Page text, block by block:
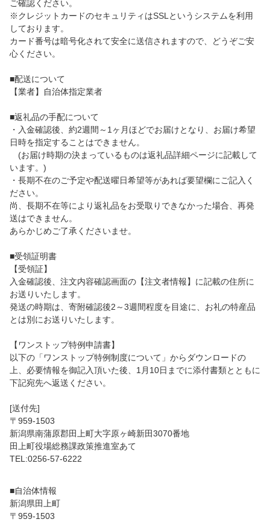
ご確認ください。
※クレジットカードのセキュリティはSSLというシステムを利用
しております。
カード番号は暗号化されて安全に送信されますので、どうぞご安
心ください。
■配送について
【業者】自治体指定業者
■返礼品の手配について
・入金確認後、約2週間～1ヶ月ほどでお届けとなり、お届け希望
日時を指定することはできません。
(お届け時期の決まっているものは返礼品詳細ページに記載して
います。)
・長期不在のご予定や配送曜日希望等があれば要望欄にご記入く
ださい。
尚、長期不在等により返礼品をお受取りできなかった場合、再発
送はできません。
あらかじめご了承くださいませ。
■受領証明書
【受領証】
入金確認後、注文内容確認画面の【注文者情報】に記載の住所に
お送りいたします。
発送の時期は、寄附確認後2～3週間程度を目途に、お礼の特産品
とは別にお送りいたします。
【ワンストップ特例申請書】
以下の「ワンストップ特例制度について」からダウンロードの
上、必要情報を御記入頂いた後、1月10日までに添付書類とともに
下記宛先へ返送ください。
[送付先]
〒959-1503
新潟県南蒲原郡田上町大字原ヶ崎新田3070番地
田上町役場総務課政策推進室あて
TEL:0256-57-6222
■自治体情報
新潟県田上町
〒959-1503